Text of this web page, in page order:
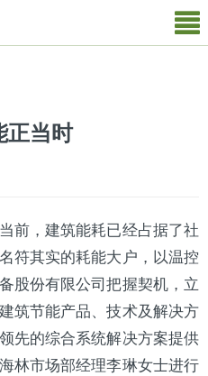
正当时
前，建筑能耗已经占据了社
符其实的耗能大户，以温控
股份有限公司把握契机，立
筑节能产品、技术及解决方
先的综合系统解决方案提供
海林市场部经理李琳女士进行